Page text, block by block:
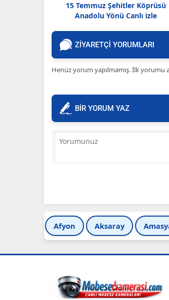
15 Temmuz Şehitler Köprüsü
Anadolu Yönü Canlı izle
ZİYARETÇİ YORUMLARI
Henüz yorum yapılmamış. İlk yorumu
BİR YORUM YAZ
Afyon Aksaray